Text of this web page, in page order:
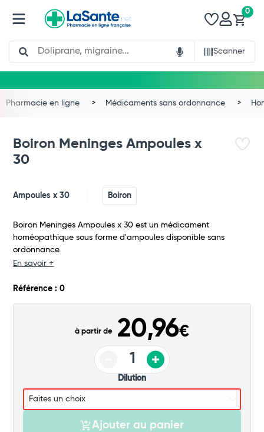
Search
Scanner
0
Total
Pharmacie en ligne Médicaments sans ordonnance
Boiron Meninges Ampoules x
30
Ampoules x 30 Boiron
Boiron Meninges Ampoules x 30 est un médicament
homéopathique sous forme d'ampoules disponible sans
ordonnance.
En savoir +
Référence : 0
à partir de 20,96€
Dilution
Ajouter au panier